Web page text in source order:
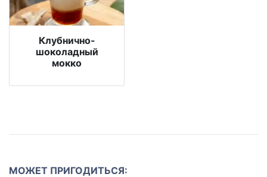
Клубнично-
шоколадный
мокко
МОЖЕТ ПРИГОДИТЬСЯ: